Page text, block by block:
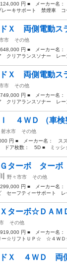
円 ■ メーカー名
ーキサポート 禁煙車 コ
ドＸ 両側電動
市
その他
円 ■ メーカー名
クリアランスソナー レー
ドＸ 両側電動
市
その他
円 ■ メーカー名
クリアランスソナー レー
４ＷＤ （車検
射水市
その他
円 ■ メーカー名： ス
ア枚数： 5D ■ ミッショ
Ｇターボ ター
野々市市
その他
円 ■ メーカー名
ーフティーサポート レ
ターボ☆ＤＡ
その他
円 ■ メーカー名
ー☆リフトＵＰ☆ ☆４ＷＤ
ドＸ ４ＷＤ 両